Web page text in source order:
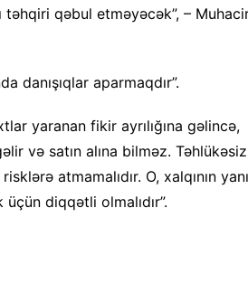
qəbul etməyəcək”, –
danışıqlar aparmaqdır”.
yaranan fikir ayrılığına gəlincə,
və satın alına bilməz.
atmamalıdır. O, xalqının
diqqətli olmalıdır”.